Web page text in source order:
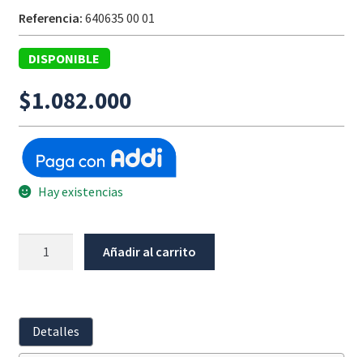
Referencia: 640635 00 01
DISPONIBLE
$1.082.000
Hay existencias
Litros
HEPCO
Añadir al carrito
Detalles